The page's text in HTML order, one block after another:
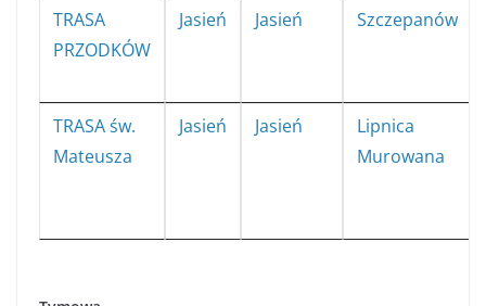
TRASA
PRZODKÓW
Jasień Jasień Szczepanów
TRASA św.
Mateusza
Jasień Jasień
Lipnica
Murowana